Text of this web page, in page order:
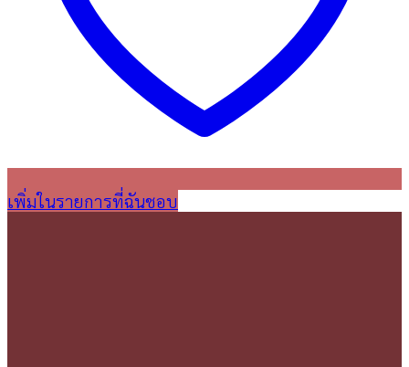
เพิ่มในรายการที่ฉันชอบ